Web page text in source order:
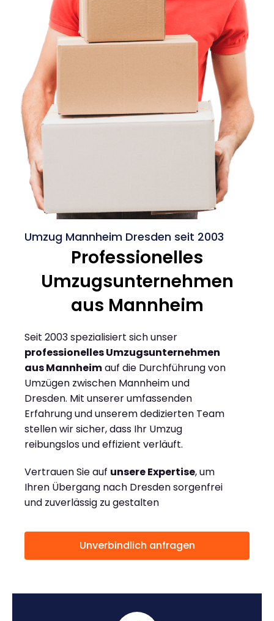
Umzug Mannheim Dresden seit 2003
Professionelles
Umzugsunternehmen
aus Mannheim
Seit 2003 spezialisiert sich unser
professionelles Umzugsunternehmen
aus Mannheimauf die Durchführung von
Umzügen zwischen Mannheim und
Dresden. Mit unserer umfassenden
Erfahrung und unserem dedizierten Team
stellen wir sicher, dass Ihr Umzug
reibungslos und effizient verläuft.
Vertrauen Sie auf unsere Expertise, um
Ihren Übergang nach Dresden sorgenfrei
und zuverlässig zu gestalten
Unverbindlich anfragen